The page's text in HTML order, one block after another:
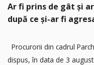
Ar fi prins de gât și
după ce și-ar fi
Procurorii din cadrul
dispus, în data de 3